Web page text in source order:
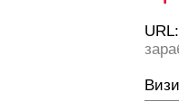
URL: